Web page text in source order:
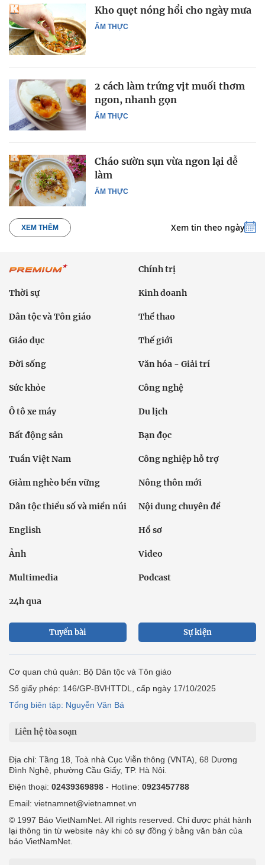
ẨM THỰC
Kho quẹt nóng hổi cho ngày mưa
ẨM THỰC
2 cách làm trứng vịt muối thơm
ngon, nhanh gọn
ẨM THỰC
Cháo sườn sụn vừa ngon lại dễ
làm
XEM THÊM Xem tin theo ngày
Chính trị
Thời sự Kinh doanh
Dân tộc và Tôn giáo Thể thao
Giáo dục Thế giới
Đời sống Văn hóa - Giải trí
Sức khỏe Công nghệ
Ô tô xe máy Du lịch
Bất động sản Bạn đọc
Tuần Việt Nam Công nghiệp hỗ trợ
Giảm nghèo bền vững Nông thôn mới
Dân tộc thiểu số và miền núi Nội dung chuyên đề
English Hồ sơ
Ảnh Video
Multimedia Podcast
24h qua
Tuyến bài Sự kiện
Cơ quan chủ quản: Bộ Dân tộc và Tôn giáo
Số giấy phép: 146/GP-BVHTTDL, cấp ngày 17/10/2025
Tổng biên tập: Nguyễn Văn Bá
Liên hệ tòa soạn
Địa chỉ: Tầng 18, Toà nhà Cục Viễn thông (VNTA), 68 Dương
Đình Nghệ, phường Cầu Giấy, TP. Hà Nội.
Điện thoại: 02439369898 - Hotline: 0923457788
Email: vietnamnet@vietnamnet.vn
© 1997 Báo VietNamNet. All rights reserved. Chỉ được phát hành
lại thông tin từ website này khi có sự đồng ý bằng văn bản của
báo VietNamNet.